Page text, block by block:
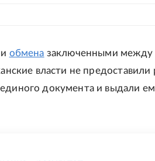
обмена заключенными
власти не предоставили
документа и выдали